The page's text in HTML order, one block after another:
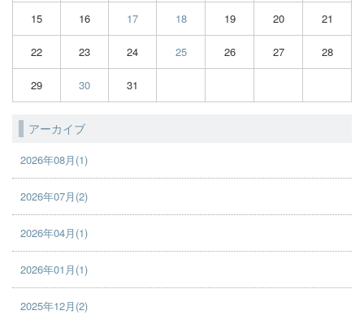
15 16 17 18 19 20 21
22 23 24 25 26 27 28
29 30 31
アーカイブ
2026年08月(1)
2026年07月(2)
2026年04月(1)
2026年01月(1)
2025年12月(2)